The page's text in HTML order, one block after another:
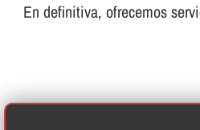
En definitiva, ofrecemos